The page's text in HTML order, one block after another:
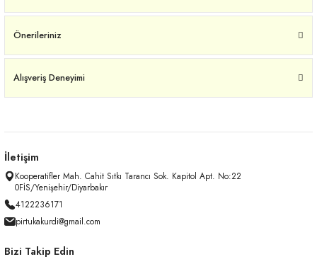
Önerileriniz
Alışveriş Deneyimi
İletişim
Kooperatifler Mah. Cahit Sıtkı Tarancı Sok. Kapitol Apt. No:22
0FİS/Yenişehir/Diyarbakır
4122236171
pirtukakurdi@gmail.com
Bizi Takip Edin